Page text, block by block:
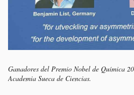
Ganadores del Premio Nobel de Química
Academia Sueca de Ciencias.